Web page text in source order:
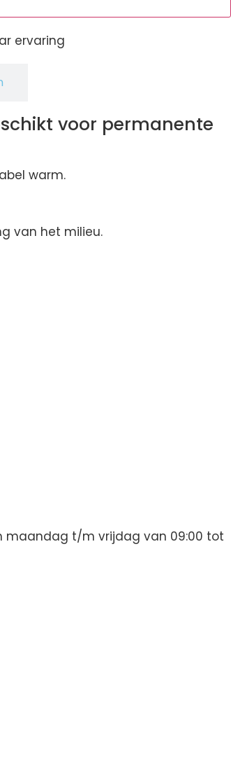
ervaring
voor permanente
warm.
van het milieu.
maandag t/m vrijdag van 09:00 tot